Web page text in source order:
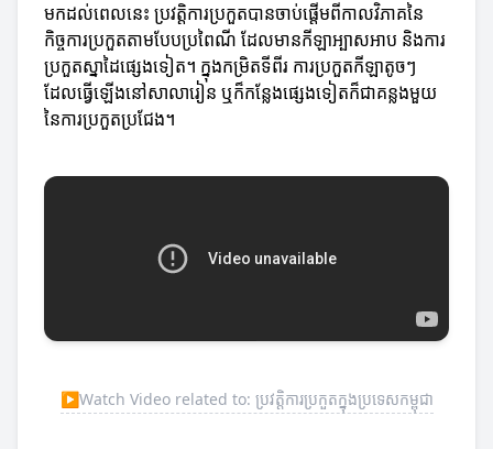
មកដល់ពេលនេះ ប្រវត្តិការប្រកួតបានចាប់ផ្តើមពីកាលវិភាគនៃ
កិច្ចការប្រកួតតាមបែបប្រពៃណី ដែលមានកីឡាអ្បាសអាប និងការ
ប្រកួតស្នាដៃផ្សេងទៀត។ ក្នុងកម្រិតទីពីរ ការប្រកួតកីឡាតូចៗ
ដែលធ្វើឡើងនៅសាលារៀន ឬក៏កន្លែងផ្សេងទៀតក៏ជាគន្លងមួយ
នៃការប្រកួតប្រជែង។
▶Watch Video related to: ប្រវត្តិការប្រកួតក្នុងប្រទេសកម្ពុជា